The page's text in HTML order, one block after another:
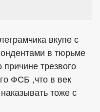
вкупе с
в тюрьме
трезвого
ФСБ ,что в век
тоже с